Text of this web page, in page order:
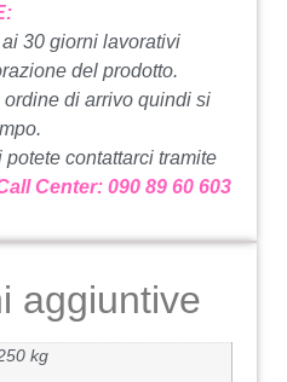
30 giorni lavorativi
del prodotto.
di arrivo quindi si
contattarci tramite
Center: 090 89 60 603
aggiuntive
kg